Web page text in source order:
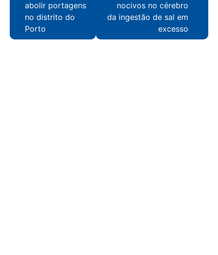
abolir portagens
no distrito do
Porto
nocivos no cérebro
da ingestão de sal em
excesso